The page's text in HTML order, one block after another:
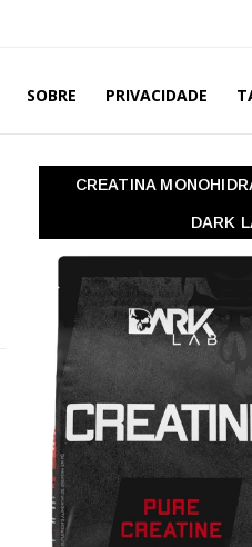
SOBRE PRIVACIDADE
CREATINA
DARK